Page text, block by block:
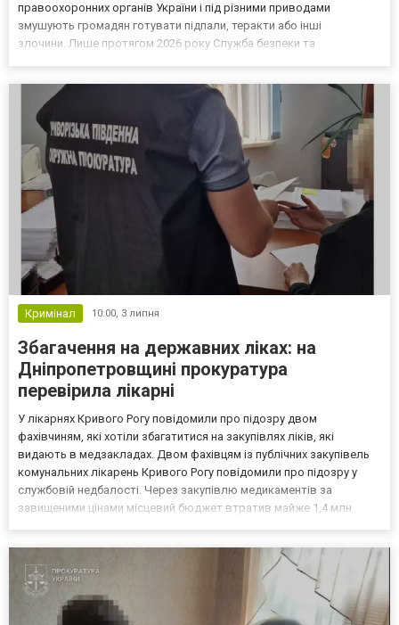
правоохоронних органів України і під різними приводами
змушують громадян готувати підпали, теракти або інші
злочини. Лише протягом 2026 року Служба безпеки та
Кримінал 10:00, 3 липня
Збагачення на державних ліках: на
Дніпропетровщині прокуратура
перевірила лікарні
У лікарнях Кривого Рогу повідомили про підозру двом
фахівчиням, які хотіли збагатитися на закупівлях ліків, які
видають в медзакладах. Двом фахівцям із публічних закупівель
комунальних лікарень Кривого Рогу повідомили про підозру у
службовій недбалості. Через закупівлю медикаментів за
завищеними цінами місцевий бюджет втратив майже 1,4 млн